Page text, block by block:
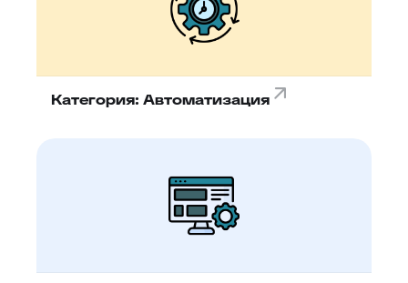
Категория: Автоматизация